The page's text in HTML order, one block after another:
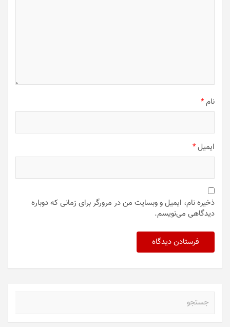
نام*
ایمیل*
ذخیره نام، ایمیل و وبسایت من در مرورگر برای زمانی که دوباره
دیدگاهی می‌نویسم.